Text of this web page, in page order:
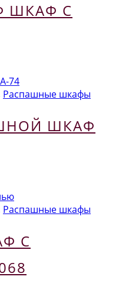
ШКАФ С
Распашные шкафы
ШКАФ
Распашные шкафы
С